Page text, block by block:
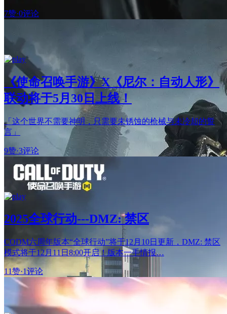
7赞·0评论
《使命召唤手游》X《尼尔：自动人形》
联动将于5月30日上线！
「这个世界不需要神明，只需要未锈蚀的枪械与未冷却的誓
言」
9赞·3评论
2025全球行动---DMZ: 禁区
CODM六周年版本“全球行动”将于12月10日更新，DMZ: 禁区
模式将于12月11日8:00开启！版本一手情报…
11赞·1评论